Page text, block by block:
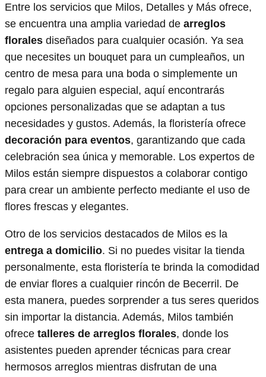
Entre los servicios que Milos, Detalles y Más ofrece,
se encuentra una amplia variedad de arreglos
florales diseñados para cualquier ocasión. Ya sea
que necesites un bouquet para un cumpleaños, un
centro de mesa para una boda o simplemente un
regalo para alguien especial, aquí encontrarás
opciones personalizadas que se adaptan a tus
necesidades y gustos. Además, la floristería ofrece
decoración para eventos, garantizando que cada
celebración sea única y memorable. Los expertos de
Milos están siempre dispuestos a colaborar contigo
para crear un ambiente perfecto mediante el uso de
flores frescas y elegantes.
Otro de los servicios destacados de Milos es la
entrega a domicilio. Si no puedes visitar la tienda
personalmente, esta floristería te brinda la comodidad
de enviar flores a cualquier rincón de Becerril. De
esta manera, puedes sorprender a tus seres queridos
sin importar la distancia. Además, Milos también
ofrece talleres de arreglos florales, donde los
asistentes pueden aprender técnicas para crear
hermosos arreglos mientras disfrutan de una